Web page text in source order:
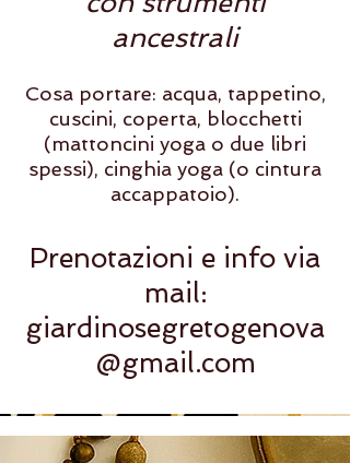
ancestrali
Cosa portare: acqua, tappetino,
cuscini, coperta, blocchetti
(mattoncini yoga o due libri
spessi), cinghia yoga (o cintura
accappatoio).
Prenotazioni e info via
mail:
giardinosegretogenova
@gmail.com